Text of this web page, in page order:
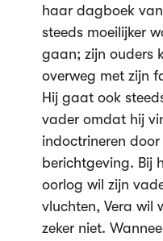
haar dagboek
steeds moeilijker
gaan; zijn ouders
overweg met zijn
Hij gaat ook
vader omdat hij
indoctrineren door
berichtgeving. Bij
oorlog wil zijn
vluchten, Vera wil
zeker niet.